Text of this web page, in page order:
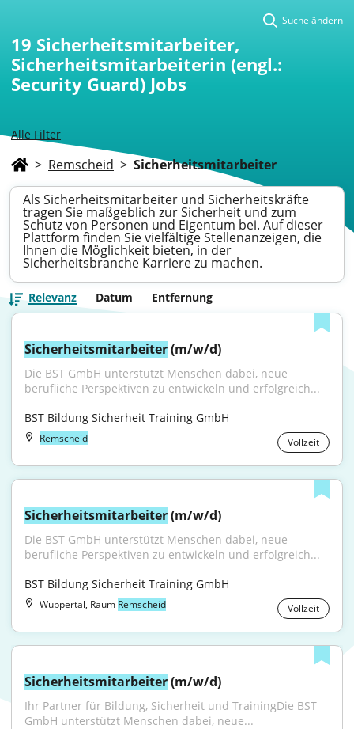
Alle Filter
Suche ändern
19 Sicherheitsmitarbeiter,
Sicherheitsmitarbeiterin (engl.:
Security Guard) Jobs
> Remscheid > Sicherheitsmitarbeiter
Als Sicherheitsmitarbeiter und Sicherheitskräfte
tragen Sie maßgeblich zur Sicherheit und zum
Schutz von Personen und Eigentum bei. Auf dieser
Plattform finden Sie vielfältige Stellenanzeigen, die
Ihnen die Möglichkeit bieten, in der
Sicherheitsbranche Karriere zu machen.
Relevanz Datum Entfernung
Sicherheitsmitarbeiter (m/w/d)
Die BST GmbH unterstützt Menschen dabei, neue
berufliche Perspektiven zu entwickeln und erfolgreich...
BST Bildung Sicherheit Training GmbH
Remscheid Vollzeit
Sicherheitsmitarbeiter (m/w/d)
Die BST GmbH unterstützt Menschen dabei, neue
berufliche Perspektiven zu entwickeln und erfolgreich...
BST Bildung Sicherheit Training GmbH
Wuppertal, Raum Remscheid Vollzeit
Sicherheitsmitarbeiter (m/w/d)
Ihr Partner für Bildung, Sicherheit und TrainingDie BST
GmbH unterstützt Menschen dabei, neue...